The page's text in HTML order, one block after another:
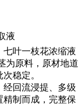
液
七叶一枝花浓缩液
为原料，原材地道
稳定。
经回流浸提、多级
制而成，完整保